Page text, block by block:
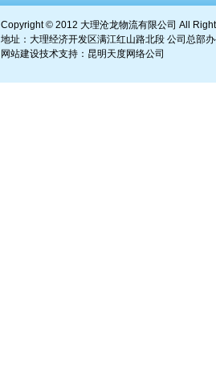
Copyright © 2012 大理沧龙物流有限公司 All
地址：大理经济开发区满江红山路北段 公司总部
网站建设技术支持： 昆明天度网络公司